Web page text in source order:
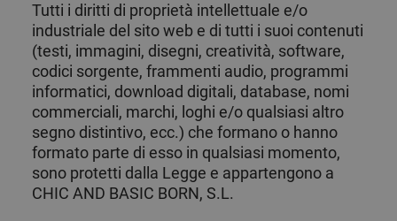
Tutti i diritti di proprietà intellettuale e/o
industriale del sito web e di tutti i suoi contenuti
(testi, immagini, disegni, creatività, software,
codici sorgente, frammenti audio, programmi
informatici, download digitali, database, nomi
commerciali, marchi, loghi e/o qualsiasi altro
segno distintivo, ecc.) che formano o hanno
formato parte di esso in qualsiasi momento,
sono protetti dalla Legge e appartengono a
CHIC AND BASIC BORN, S.L.